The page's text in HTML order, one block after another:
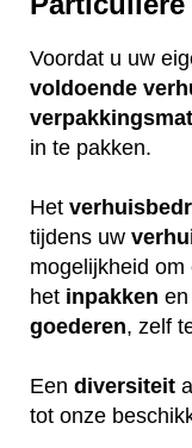
Voordat u uw
voldoende
in te pakken.
Het
tijdens uw
mogelijkheid
het inpakken en
goederen, zelf
Een diversiteit
tot onze